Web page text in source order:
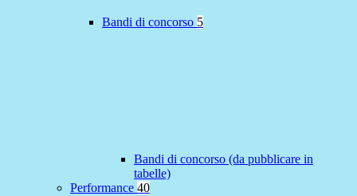
Bandi di concorso 5
Bandi di concorso (da pubblicare in
tabelle)
Performance 40